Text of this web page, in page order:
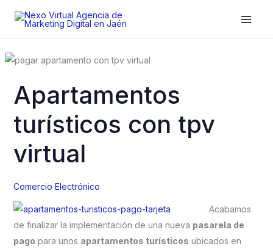
Apartamentos
turísticos con tpv
virtual
Comercio Electrónico
Acabamos
de finalizar la implementación de una nueva pasarela de
pago para unos apartamentos turísticos ubicados en